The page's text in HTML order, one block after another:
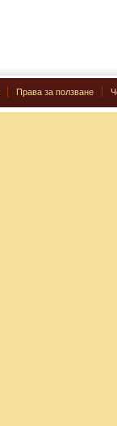
Права за ползване